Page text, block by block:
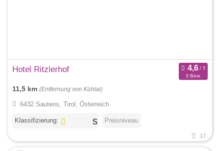
Hotel Ritzlerhof
3 Bew.
11,5 km (Entfernung von Kühtai)
6432 Sautens, Tirol, Österreich
Klassifizierung: Preisniveau
17